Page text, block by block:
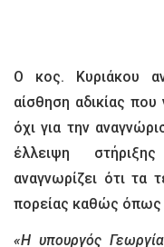
Ο κος. Κυριάκου
αίσθηση αδικίας
όχι για την
έλλειψη
αναγνωρίζει ότι τα
πορείας καθώς όπως
«Η υπουργός